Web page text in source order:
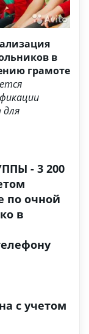
в
грамоте
для
- 3 200
очной
в
руб.
учетом